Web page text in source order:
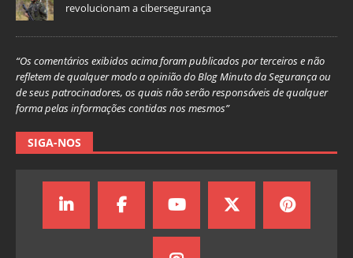
revolucionam a cibersegurança
“Os comentários exibidos acima foram publicados por terceiros e não
refletem de qualquer modo a opinião do Blog Minuto da Segurança ou
de seus patrocinadores, os quais não serão responsáveis de qualquer
forma pelas informações contidas nos mesmos”
SIGA-NOS